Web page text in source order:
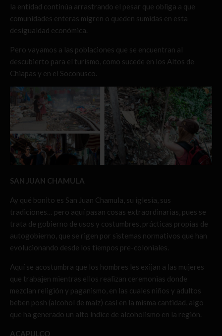
la entidad continúa arrastrando el pesar que obliga a que
comunidades enteras migren o queden sumidas en esta
desigualdad económica.
Pero vayamos a las poblaciones que se encuentran al
descubierto para el turismo, como sucede en los Altos de
Chiapas y en el Soconusco.
SAN JUAN CHAMULA
Ay qué bonito es San Juan Chamula, su iglesia, sus
tradiciones… pero aquí pasan cosas extraordinarias, pues se
trata de gobierno de usos y costumbres, prácticas propias de
autogobierno, que se rigen por sistemas normativos que han
evolucionando desde los tiempos pre-coloniales.
Aquí se acostumbra que los hombres les exijan a las mujeres
que trabajen mientras ellos realizan ceremonias donde
mezclan religión y paganismo, en las cuales niños y adultos
beben posh (alcohol de maíz) casi en la misma cantidad, algo
que ha generado un alto índice de alcoholismo en la región.
ACAPULCO